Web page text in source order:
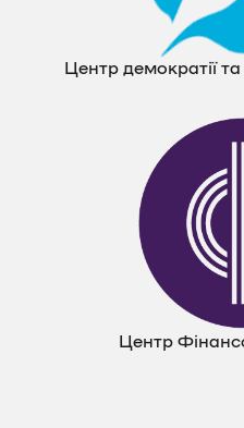
Центр демократії
Центр